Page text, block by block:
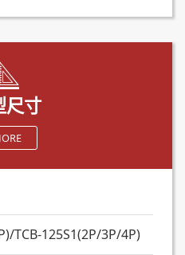
尺寸
TCB-125S1(2P/3P/4P)